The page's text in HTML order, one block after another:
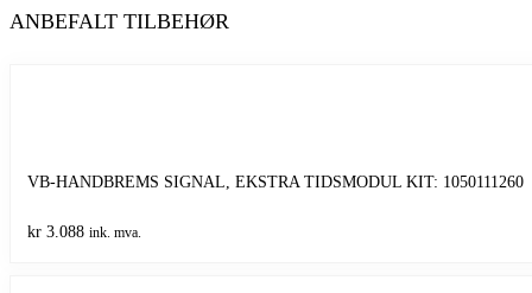
ANBEFALT TILBEHØR
VB-HANDBREMS SIGNAL, EKSTRA TIDSMODUL KIT: 1050111260
kr3.088 ink. mva.